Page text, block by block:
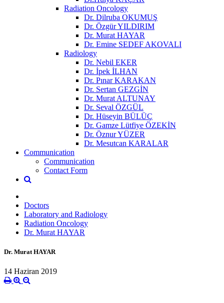
Radiation Oncology
Dr. Dilruba OKUMUŞ
Dr. Özgür YILDIRIM
Dr. Murat HAYAR
Dr. Emine SEDEF AKOVALI
Radiology
Dr. Nebil EKER
Dr. İpek İLHAN
Dr. Pınar KARAKAN
Dr. Sertan GEZGİN
Dr. Murat ALTUNAY
Dr. Seval ÖZGÜL
Dr. Hüseyin BÜLÜÇ
Dr. Gamze Lütfiye ÖZEKİN
Dr. Öznur YÜZER
Dr. Mesutcan KARALAR
Communication
Communication
Contact Form
Doctors
Laboratory and Radiology
Radiation Oncology
Dr. Murat HAYAR
Dr. Murat HAYAR
14 Haziran 2019